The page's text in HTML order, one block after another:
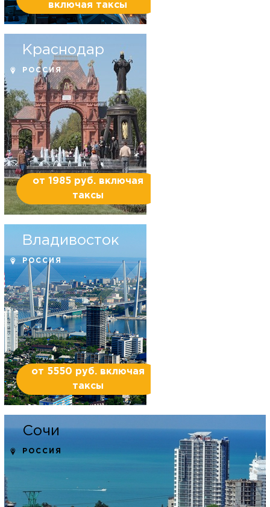
включая таксы
Краснодар
РОССИЯ
от 1985 руб. включая
таксы
Владивосток
РОССИЯ
от 5550 руб. включая
таксы
Сочи
РОССИЯ